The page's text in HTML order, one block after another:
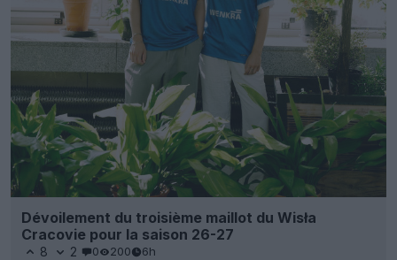
Dévoilement du troisième maillot du Wisła
Cracovie pour la saison 26-27
8 2 0 200 6h